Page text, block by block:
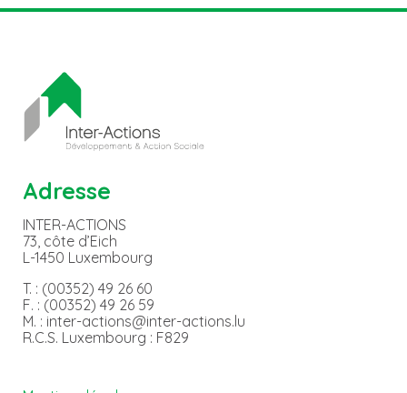
Adresse
INTER-ACTIONS
73, côte d’Eich
L-1450 Luxembourg
T. : (00352) 49 26 60
F. : (00352) 49 26 59
M. : inter-actions@inter-actions.lu
R.C.S. Luxembourg : F829